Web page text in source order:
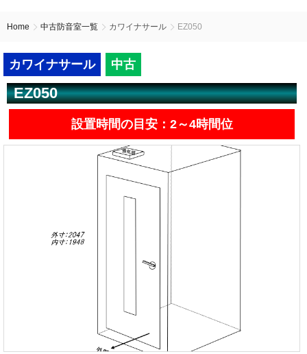
ペット用防音室
アビテックス2畳～3畳未満
アビテックス3畳～
カワイナサール
その他防音室
かんたん在庫検索
設置スペースの採寸方法
エアコンの設置方法
遮音性能の違いを体験
店舗までの案内地図
お問い合わせ
Home 中古防音室一覧 カワイナサール EZ050
カワイナサール 中古
EZ050
設置時間の目安：2～4時間位